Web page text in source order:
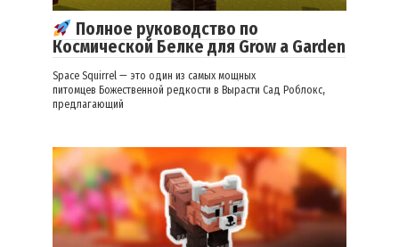
Полное руководство по
Космической Белке для Grow a Garden
Space Squirrel — это один из самых мощных
питомцев Божественной редкости в Вырасти Сад Роблокс,
предлагающий